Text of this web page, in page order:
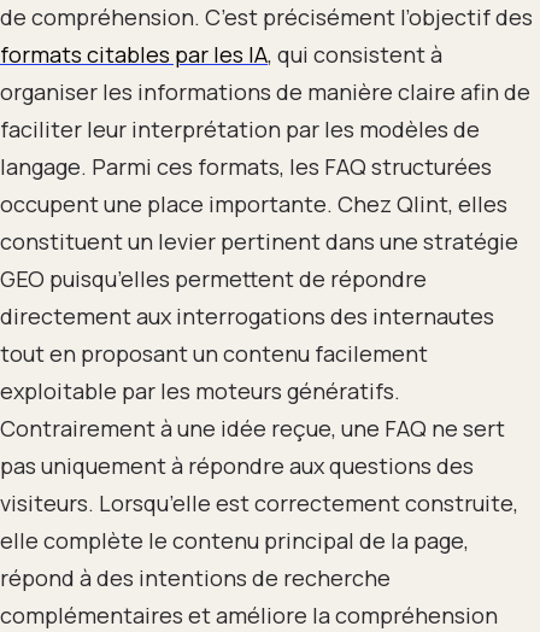
de compréhension. C’est précisément l’objectif des
formats citables par les IA, qui consistent à
organiser les informations de manière claire afin de
faciliter leur interprétation par les modèles de
langage. Parmi ces formats, les FAQ structurées
occupent une place importante. Chez Qlint, elles
constituent un levier pertinent dans une stratégie
GEO puisqu’elles permettent de répondre
directement aux interrogations des internautes
tout en proposant un contenu facilement
exploitable par les moteurs génératifs.
Contrairement à une idée reçue, une FAQ ne sert
pas uniquement à répondre aux questions des
visiteurs. Lorsqu’elle est correctement construite,
elle complète le contenu principal de la page,
répond à des intentions de recherche
complémentaires et améliore la compréhension